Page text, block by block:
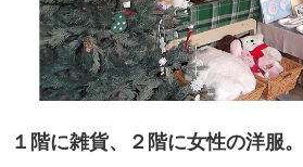
１階に雑貨、２階に女性の洋服。